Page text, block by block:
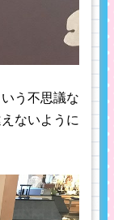
う不思議な
ないように